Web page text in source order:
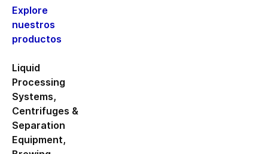
Explore
nuestros
productos
Liquid
Processing
Systems,
Centrifuges &
Separation
Equipment,